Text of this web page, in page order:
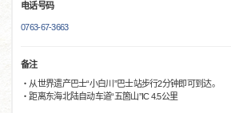
电话号码
0763-67-3663
备注
・从世界遗产巴士“小白川”巴士站步行2分钟即可到达。
・距离东海北陆自动车道“五箇山”IC 4.5公里